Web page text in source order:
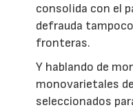
consolida con el
defrauda
fronteras.
Y hablando de
monovarietales
seleccionados